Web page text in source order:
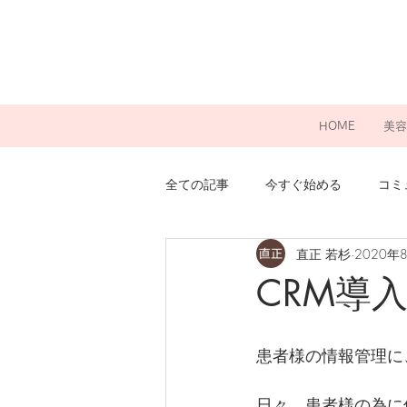
HOME 美
全ての記事 今すぐ始める コ
CRM導入
直正 若杉 2020年
患者様の情報管理